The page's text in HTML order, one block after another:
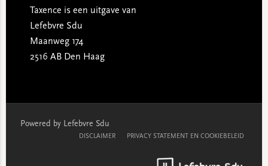
Taxence is een uitgave van
Lefebvre Sdu
Maanweg 174
2516 AB Den Haag
Powered by Lefebvre Sdu
DISCLAIMER PRIVACY STATEMENT EN COOKIEBELEID